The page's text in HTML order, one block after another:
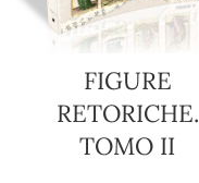
FIGURE
RETORICHE.
TOMO II